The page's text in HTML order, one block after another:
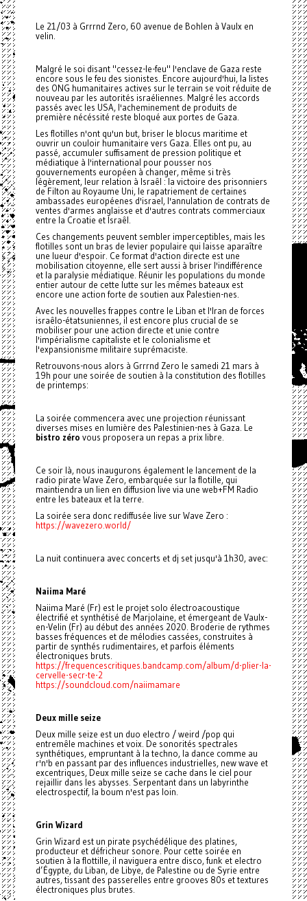
Le 21/03 à Grrrnd Zero, 60 avenue de Bohlen à Vaulx en
velin.
Malgré le soi disant "cessez-le-feu" l'enclave de Gaza reste
encore sous le feu des sionistes. Encore aujourd'hui, la listes
des ONG humanitaires actives sur le terrain se voit réduite de
nouveau par les autorités israéliennes. Malgré les accords
passés avec les USA, l'acheminement de produits de
première nécéssité reste bloqué aux portes de Gaza.
Les flotilles n'ont qu'un but, briser le blocus maritime et
ouvrir un couloir humanitaire vers Gaza. Elles ont pu, au
passé, accumuler suffisament de pression politique et
médiatique à l'international pour pousser nos
gouvernements européen à changer, même si très
légèrement, leur relation à Israêl : la victoire des prisonniers
de Filton au Royaume Uni, le rapatriement de certaines
ambassades européenes d'israel, l'annulation de contrats de
ventes d'armes anglaisse et d'autres contrats commerciaux
entre la Croatie et Israêl.
Ces changements peuvent sembler imperceptibles, mais les
flotilles sont un bras de levier populaire qui laisse aparaître
une lueur d'espoir. Ce format d'action directe est une
mobilisation citoyenne, elle sert aussi à briser l'indifférence
et la paralysie médiatique. Réunir les populations du monde
entier autour de cette lutte sur les mêmes bateaux est
encore une action forte de soutien aux Palestien-nes.
Avec les nouvelles frappes contre le Liban et l'Iran de forces
israêlo-étatsuniennes, il est encore plus crucial de se
mobiliser pour une action directe et unie contre
l'impérialisme capitaliste et le colonialisme et
l'expansionisme militaire suprémaciste.
Retrouvons-nous alors à Grrrnd Zero le samedi 21 mars à
19h pour une soirée de soutien à la constitution des flotilles
de printemps:
La soirée commencera avec une projection réunissant
diverses mises en lumière des Palestinien-nes à Gaza. Le
bistro zéro vous proposera un repas a prix libre.
Ce soir là, nous inaugurons également le lancement de la
radio pirate Wave Zero, embarquée sur la flotille, qui
maintiendra un lien en diffusion live via une web+FM Radio
entre les bateaux et la terre.
La soirée sera donc rediffusée live sur Wave Zero :
https://wavezero.world/
La nuit continuera avec concerts et dj set jusqu'à 1h30, avec:
Naiima Maré
Naiima Maré (Fr) est le projet solo électroacoustique
électrifié et synthétisé de Marjolaine, et émergeant de Vaulx-
en-Velin (Fr) au début des années 2020. Broderie de rythmes
basses fréquences et de mélodies cassées, construites à
partir de synthés rudimentaires, et parfois éléments
électroniques bruts.
https://frequencescritiques.bandcamp.com/album/d-plier-la-
cervelle-secr-te-2
https://soundcloud.com/naiimamare
Deux mille seize
Deux mille seize est un duo electro / weird /pop qui
entremêle machines et voix. De sonorités spectrales
synthétiques, empruntant à la techno, la dance comme au
r'n'b en passant par des influences industrielles, new wave et
excentriques, Deux mille seize se cache dans le ciel pour
rejaillir dans les abysses. Serpentant dans un labyrinthe
electrospectif, la boum n'est pas loin.
Grin Wizard
Grin Wizard est un pirate psychédélique des platines,
producteur et défricheur sonore. Pour cette soirée en
soutien à la flottille, il naviguera entre disco, funk et electro
d’Égypte, du Liban, de Libye, de Palestine ou de Syrie entre
autres, tissant des passerelles entre grooves 80s et textures
électroniques plus brutes.